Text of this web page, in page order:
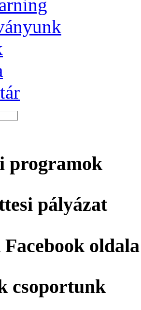
programok
pályázat
oldala
csoportunk